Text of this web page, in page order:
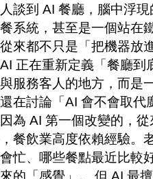
談到 AI 餐廳，腦中浮
系統，甚至是一個站在
來都不只是「把機器放
正在重新定義「餐廳到
服務客人的地方，而是
在討論「AI 會不會取代
為 AI 第一個改變的，
餐飲業高度依賴經驗。
忙、哪些餐點最近比較
的「感覺」。 但 AI 最